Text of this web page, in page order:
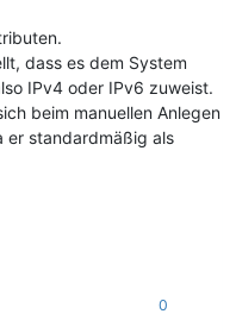
dass es dem System
IPv4 oder IPv6 zuweist.
beim manuellen Anlegen
er standardmäßig als
0